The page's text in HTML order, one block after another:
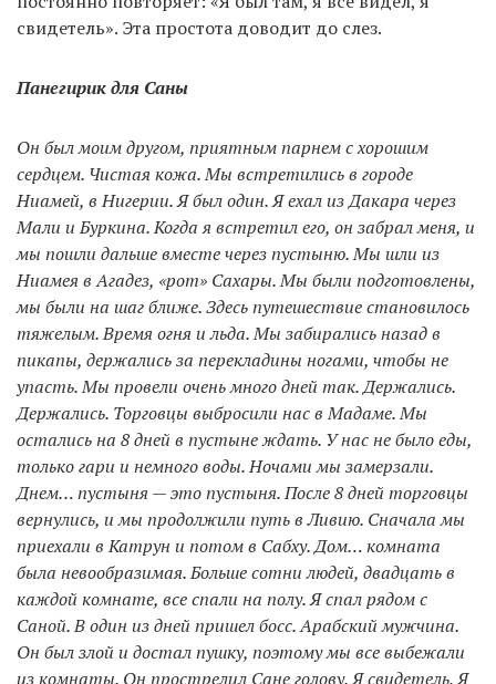
свидетель». Эта простота доводит до слез.
Панегирик для Саны
Он был моим другом, приятным парнем с хорошим
сердцем. Чистая кожа. Мы встретились в городе
Ниамей, в Нигерии. Я был один. Я ехал из Дакара через
Мали и Буркина. Когда я встретил его, он забрал меня, и
мы пошли дальше вместе через пустыню. Мы шли из
Ниамея в Агадез, «рот» Сахары. Мы были подготовлены,
мы были на шаг ближе. Здесь путешествие становилось
тяжелым. Время огня и льда. Мы забирались назад в
пикапы, держались за перекладины ногами, чтобы не
упасть. Мы провели очень много дней так. Держались.
Держались. Торговцы выбросили нас в Мадаме. Мы
остались на 8 дней в пустыне ждать. У нас не было еды,
только гари и немного воды. Ночами мы замерзали.
Днем… пустыня — это пустыня. После 8 дней торговцы
вернулись, и мы продолжили путь в Ливию. Сначала мы
приехали в Катрун и потом в Сабху. Дом… комната
была невообразимая. Больше сотни людей, двадцать в
каждой комнате, все спали на полу. Я спал рядом с
Саной. В один из дней пришел босс. Арабский мужчина.
Он был злой и достал пушку, поэтому мы все выбежали
из комнаты. Он прострелил Сане голову. Я свидетель. Я